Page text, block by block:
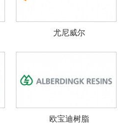
尤尼威尔
欧宝迪树脂